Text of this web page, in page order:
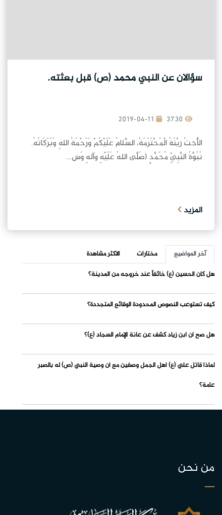
سؤالان عن النبي محمد (ص) قبل بعثته.
2019-04-11
الأُختُ زيْنَةُ الْمُحْتَرَمَةُ، السَّلامُ عَلَيْكُمْ وَرَحْمَةُ اللهِ وَبَرَكَاتُهُ.
نُبُوَّةُ النَّبِيِّ مُحَمَّدٍ (صَلَّى اللهُ عَلَيْهِ وآلهِ وَس...
المزيد
آخر المواضيع مختارات
الاكثر مشاهدة
هل كان الحسين (ع) خائفاً عند خروجه من المدينة؟
كيف تستوعب النصوص المحدودة الوقائع المتجددة؟
هل صح أن ابن زياد كشف عن عانة الإمام السجاد (ع)؟
لماذا قاتل علي (ع) أهل الجمل وصفين مع أن وصية النبي (ص) له بالصبر
عامة؟
من نحن